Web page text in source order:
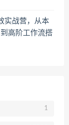
实战营，从本
高阶工作流搭
1